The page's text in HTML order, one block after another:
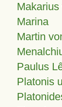
Marina
Martin
Paulus
Platonis